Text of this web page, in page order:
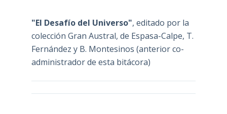
"El Desafío del Universo", editado por la
colección Gran Austral, de Espasa-Calpe, T.
Fernández y B. Montesinos (anterior co-
administrador de esta bitácora)